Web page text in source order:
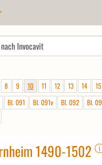
8 9 10 11 12 13 14
15
Bl. 091 Bl. 091v Bl. 092
Bl.
1490-1502